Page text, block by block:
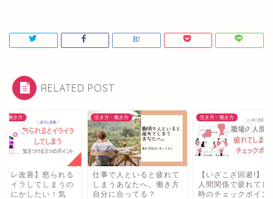
RELATED POST
・働き方
ギレ改善】怒られる
ライラしてしまうの
うにかしたい！気
生き方・働き方
仕事で人といると疲れて
しまうあなたへ。働き方
自分に合ってる？
生き方・働き方
【いざこざ回避!】
人間関係で疲れてし
時のチェックポイン